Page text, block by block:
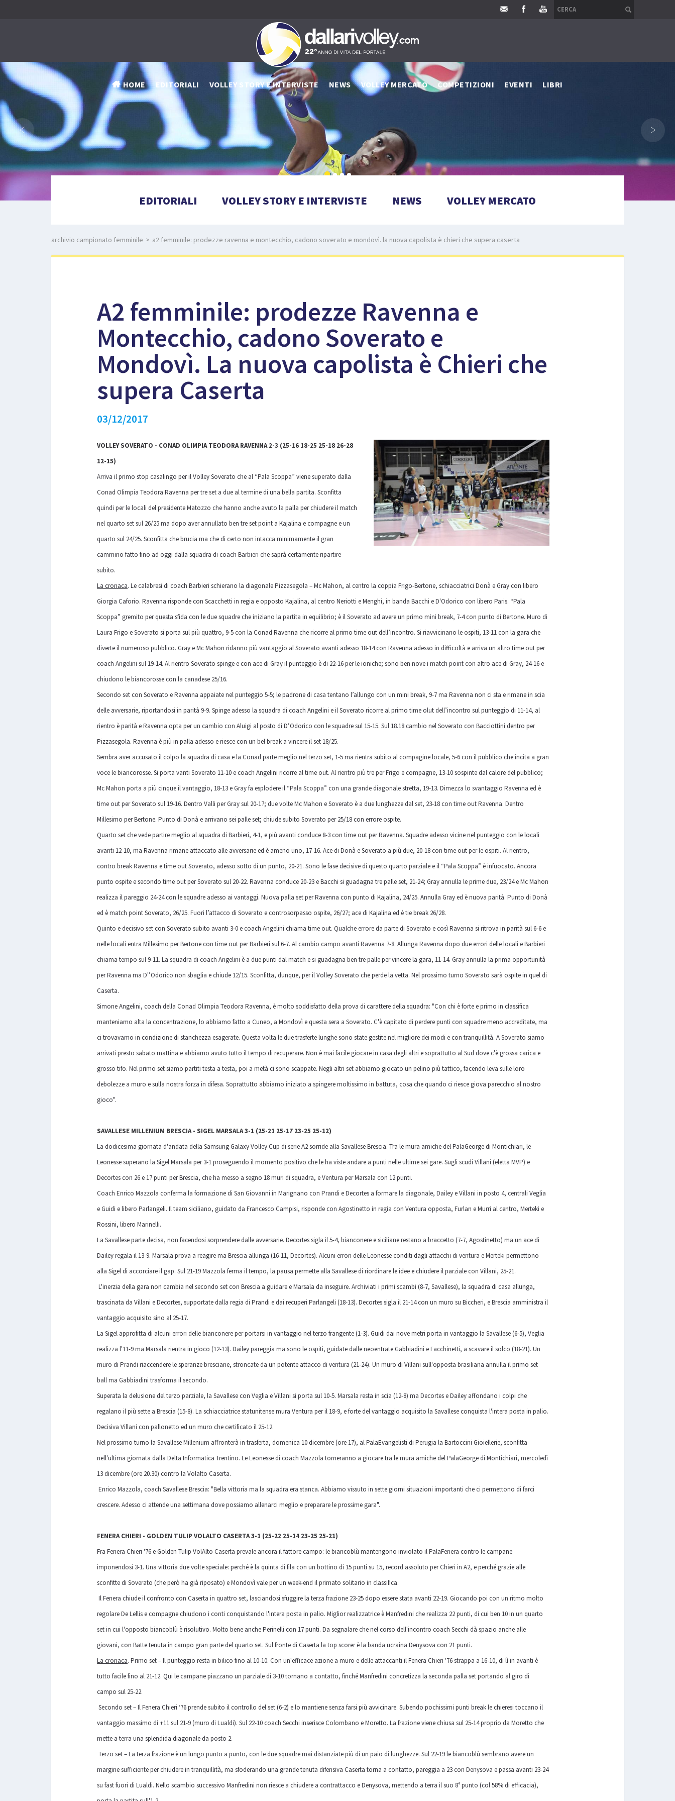
HOME EDITORIALI VOLLEY STORY E INTERVISTE NEWS VOLLEY MERCATO COMPETIZIONI EVENTI LIBRI
‹ ›
EDITORIALI VOLLEY STORY E INTERVISTE NEWS VOLLEY MERCATO
archivio campionato femminile > a2 femminile: prodezze ravenna e montecchio, cadono soverato e mondovì. la nuova capolista è chieri che supera caserta
A2 femminile: prodezze Ravenna e
Montecchio, cadono Soverato e
Mondovì. La nuova capolista è Chieri che
supera Caserta
03/12/2017
VOLLEY SOVERATO - CONAD OLIMPIA TEODORA RAVENNA 2-3 (25-16 18-25 25-18 26-28
12-15)
Arriva il primo stop casalingo per il Volley Soverato che al “Pala Scoppa” viene superato dalla
Conad Olimpia Teodora Ravenna per tre set a due al termine di una bella partita. Sconfitta
quindi per le locali del presidente Matozzo che hanno anche avuto la palla per chiudere il match
nel quarto set sul 26/25 ma dopo aver annullato ben tre set point a Kajalina e compagne e un
quarto sul 24/25. Sconfitta che brucia ma che di certo non intacca minimamente il gran
cammino fatto fino ad oggi dalla squadra di coach Barbieri che saprà certamente ripartire
subito.
La cronaca. Le calabresi di coach Barbieri schierano la diagonale Pizzasegola – Mc Mahon, al centro la coppia Frigo-Bertone, schiacciatrici Donà e Gray con libero
Giorgia Caforio. Ravenna risponde con Scacchetti in regia e opposto Kajalina, al centro Neriotti e Menghi, in banda Bacchi e D'Odorico con libero Paris. “Pala
Scoppa” gremito per questa sfida con le due squadre che iniziano la partita in equilibrio; è il Soverato ad avere un primo mini break, 7-4 con punto di Bertone. Muro di
Laura Frigo e Soverato si porta sul più quattro, 9-5 con la Conad Ravenna che ricorre al primo time out dell’incontro. Si riavvicinano le ospiti, 13-11 con la gara che
diverte il numeroso pubblico. Gray e Mc Mahon ridanno più vantaggio al Soverato avanti adesso 18-14 con Ravenna adesso in difficoltà e arriva un altro time out per
coach Angelini sul 19-14. Al rientro Soverato spinge e con ace di Gray il punteggio è di 22-16 per le ioniche; sono ben nove i match point con altro ace di Gray, 24-16 e
chiudono le biancorosse con la canadese 25/16.
Secondo set con Soverato e Ravenna appaiate nel punteggio 5-5; le padrone di casa tentano l’allungo con un mini break, 9-7 ma Ravenna non ci sta e rimane in scia
delle avversarie, riportandosi in parità 9-9. Spinge adesso la squadra di coach Angelini e il Soverato ricorre al primo time olut dell’incontro sul punteggio di 11-14, al
rientro è parità e Ravenna opta per un cambio con Aluigi al posto di D’Odorico con le squadre sul 15-15. Sul 18.18 cambio nel Soverato con Bacciottini dentro per
Pizzasegola. Ravenna è più in palla adesso e riesce con un bel break a vincere il set 18/25.
Sembra aver accusato il colpo la squadra di casa e la Conad parte meglio nel terzo set, 1-5 ma rientra subito al compagine locale, 5-6 con il pubblico che incita a gran
voce le biancorosse. Si porta vanti Soverato 11-10 e coach Angelini ricorre al time out. Al rientro più tre per Frigo e compagne, 13-10 sospinte dal calore del pubblico;
Mc Mahon porta a più cinque il vantaggio, 18-13 e Gray fa esplodere il “Pala Scoppa” con una grande diagonale stretta, 19-13. Dimezza lo svantaggio Ravenna ed è
time out per Soverato sul 19-16. Dentro Valli per Gray sul 20-17; due volte Mc Mahon e Soverato è a due lunghezze dal set, 23-18 con time out Ravenna. Dentro
Millesimo per Bertone. Punto di Donà e arrivano sei palle set; chiude subito Soverato per 25/18 con errore ospite.
Quarto set che vede partire meglio al squadra di Barbieri, 4-1, e più avanti conduce 8-3 con time out per Ravenna. Squadre adesso vicine nel punteggio con le locali
avanti 12-10, ma Ravenna rimane attaccato alle avversarie ed è ameno uno, 17-16. Ace di Donà e Soverato a più due, 20-18 con time out per le ospiti. Al rientro,
contro break Ravenna e time out Soverato, adesso sotto di un punto, 20-21. Sono le fase decisive di questo quarto parziale e il “Pala Scoppa” è infuocato. Ancora
punto ospite e secondo time out per Soverato sul 20-22. Ravenna conduce 20-23 e Bacchi si guadagna tre palle set, 21-24; Gray annulla le prime due, 23/24 e Mc Mahon
realizza il pareggio 24-24 con le squadre adesso ai vantaggi. Nuova palla set per Ravenna con punto di Kajalina, 24/25. Annulla Gray ed è nuova parità. Punto di Donà
ed è match point Soverato, 26/25. Fuori l’attacco di Soverato e controsorpasso ospite, 26/27; ace di Kajalina ed è tie break 26/28.
Quinto e decisivo set con Soverato subito avanti 3-0 e coach Angelini chiama time out. Qualche errore da parte di Soverato e così Ravenna si ritrova in parità sul 6-6 e
nelle locali entra Millesimo per Bertone con time out per Barbieri sul 6-7. Al cambio campo avanti Ravenna 7-8. Allunga Ravenna dopo due errori delle locali e Barbieri
chiama tempo sul 9-11. La squadra di coach Angelini è a due punti dal match e si guadagna ben tre palle per vincere la gara, 11-14. Gray annulla la prima opportunità
per Ravenna ma D'’Odorico non sbaglia e chiude 12/15. Sconfitta, dunque, per il Volley Soverato che perde la vetta. Nel prossimo turno Soverato sarà ospite in quel di
Caserta.
Simone Angelini, coach della Conad Olimpia Teodora Ravenna, è molto soddisfatto della prova di carattere della squadra: "Con chi è forte e primo in classifica
manteniamo alta la concentrazione, lo abbiamo fatto a Cuneo, a Mondovì e questa sera a Soverato. C'è capitato di perdere punti con squadre meno accreditate, ma
ci trovavamo in condizione di stanchezza esagerate. Questa volta le due trasferte lunghe sono state gestite nel migliore dei modi e con tranquillità. A Soverato siamo
arrivati presto sabato mattina e abbiamo avuto tutto il tempo di recuperare. Non è mai facile giocare in casa degli altri e soprattutto al Sud dove c'è grossa carica e
grosso tifo. Nel primo set siamo partiti testa a testa, poi a metà ci sono scappate. Negli altri set abbiamo giocato un pelino più tattico, facendo leva sulle loro
debolezze a muro e sulla nostra forza in difesa. Soprattutto abbiamo iniziato a spingere moltissimo in battuta, cosa che quando ci riesce giova parecchio al nostro
gioco".
SAVALLESE MILLENIUM BRESCIA - SIGEL MARSALA 3-1 (25-21 25-17 23-25 25-12)
La dodicesima giornata d'andata della Samsung Galaxy Volley Cup di serie A2 sorride alla Savallese Brescia. Tra le mura amiche del PalaGeorge di Montichiari, le
Leonesse superano la Sigel Marsala per 3-1 proseguendo il momento positivo che le ha viste andare a punti nelle ultime sei gare. Sugli scudi Villani (eletta MVP) e
Decortes con 26 e 17 punti per Brescia, che ha messo a segno 18 muri di squadra, e Ventura per Marsala con 12 punti.
Coach Enrico Mazzola conferma la formazione di San Giovanni in Marignano con Prandi e Decortes a formare la diagonale, Dailey e Villani in posto 4, centrali Veglia
e Guidi e libero Parlangeli. Il team siciliano, guidato da Francesco Campisi, risponde con Agostinetto in regia con Ventura opposta, Furlan e Murri al centro, Merteki e
Rossini, libero Marinelli.
La Savallese parte decisa, non facendosi sorprendere dalle avversarie. Decortes sigla il 5-4, bianconere e siciliane restano a braccetto (7-7, Agostinetto) ma un ace di
Dailey regala il 13-9. Marsala prova a reagire ma Brescia allunga (16-11, Decortes). Alcuni errori delle Leonesse conditi dagli attacchi di ventura e Merteki permettono
alla Sigel di accorciare il gap. Sul 21-19 Mazzola ferma il tempo, la pausa permette alla Savallese di riordinare le idee e chiudere il parziale con Villani, 25-21.
L'inerzia della gara non cambia nel secondo set con Brescia a guidare e Marsala da inseguire. Archiviati i primi scambi (8-7, Savallese), la squadra di casa allunga,
trascinata da Villani e Decortes, supportate dalla regia di Prandi e dai recuperi Parlangeli (18-13). Decortes sigla il 21-14 con un muro su Biccheri, e Brescia amministra il
vantaggio acquisito sino al 25-17.
La Sigel approfitta di alcuni errori delle bianconere per portarsi in vantaggio nel terzo frangente (1-3). Guidi dai nove metri porta in vantaggio la Savallese (6-5), Veglia
realizza l'11-9 ma Marsala rientra in gioco (12-13). Dailey pareggia ma sono le ospiti, guidate dalle neoentrate Gabbiadini e Facchinetti, a scavare il solco (18-21). Un
muro di Prandi riaccendere le speranze bresciane, stroncate da un potente attacco di ventura (21-24). Un muro di Villani sull'opposta brasiliana annulla il primo set
ball ma Gabbiadini trasforma il secondo.
Superata la delusione del terzo parziale, la Savallese con Veglia e Villani si porta sul 10-5. Marsala resta in scia (12-8) ma Decortes e Dailey affondano i colpi che
regalano il più sette a Brescia (15-8). La schiacciatrice statunitense mura Ventura per il 18-9, e forte del vantaggio acquisito la Savallese conquista l'intera posta in palio.
Decisiva Villani con pallonetto ed un muro che certificato il 25-12.
Nel prossimo turno la Savallese Millenium affronterà in trasferta, domenica 10 dicembre (ore 17), al PalaEvangelisti di Perugia la Bartoccini Gioiellerie, sconfitta
nell'ultima giornata dalla Delta Informatica Trentino. Le Leonesse di coach Mazzola torneranno a giocare tra le mura amiche del PalaGeorge di Montichiari, mercoledì
13 dicembre (ore 20.30) contro la Volalto Caserta.
Enrico Mazzola, coach Savallese Brescia: "Bella vittoria ma la squadra era stanca. Abbiamo vissuto in sette giorni situazioni importanti che ci permettono di farci
crescere. Adesso ci attende una settimana dove possiamo allenarci meglio e preparare le prossime gara".
FENERA CHIERI - GOLDEN TULIP VOLALTO CASERTA 3-1 (25-22 25-14 23-25 25-21)
Fra Fenera Chieri '76 e Golden Tulip VolAlto Caserta prevale ancora il fattore campo: le biancoblù mantengono inviolato il PalaFenera contro le campane
imponendosi 3-1. Una vittoria due volte speciale: perché è la quinta di fila con un bottino di 15 punti su 15, record assoluto per Chieri in A2, e perché grazie alle
sconfitte di Soverato (che però ha già riposato) e Mondovì vale per un week-end il primato solitario in classifica.
Il Fenera chiude il confronto con Caserta in quattro set, lasciandosi sfuggire la terza frazione 23-25 dopo essere stata avanti 22-19. Giocando poi con un ritmo molto
regolare De Lellis e compagne chiudono i conti conquistando l'intera posta in palio. Miglior realizzatrice è Manfredini che realizza 22 punti, di cui ben 10 in un quarto
set in cui l'opposto biancoblù è risolutivo. Molto bene anche Perinelli con 17 punti. Da segnalare che nel corso dell'incontro coach Secchi dà spazio anche alle
giovani, con Batte tenuta in campo gran parte del quarto set. Sul fronte di Caserta la top scorer è la banda ucraina Denysova con 21 punti.
La cronaca. Primo set – Il punteggio resta in bilico fino al 10-10. Con un'efficace azione a muro e delle attaccanti il Fenera Chieri '76 strappa a 16-10, di lì in avanti è
tutto facile fino al 21-12. Qui le campane piazzano un parziale di 3-10 tornano a contatto, finché Manfredini concretizza la seconda palla set portando al giro di
campo sul 25-22.
Secondo set – Il Fenera Chieri ‘76 prende subito il controllo del set (6-2) e lo mantiene senza farsi più avvicinare. Subendo pochissimi punti break le chieresi toccano il
vantaggio massimo di +11 sul 21-9 (muro di Lualdi). Sul 22-10 coach Secchi inserisce Colombano e Moretto. La frazione viene chiusa sul 25-14 proprio da Moretto che
mette a terra una splendida diagonale da posto 2.
Terzo set – La terza frazione è un lungo punto a punto, con le due squadre mai distanziate più di un paio di lunghezze. Sul 22-19 le biancoblù sembrano avere un
margine sufficiente per chiudere in tranquillità, ma sfoderando una grande tenuta difensiva Caserta torna a contatto, pareggia a 23 con Denysova e passa avanti 23-24
su fast fuori di Lualdi. Nello scambio successivo Manfredini non riesce a chiudere a contrattacco e Denysova, mettendo a terra il suo 8° punto (col 58% di efficacia),